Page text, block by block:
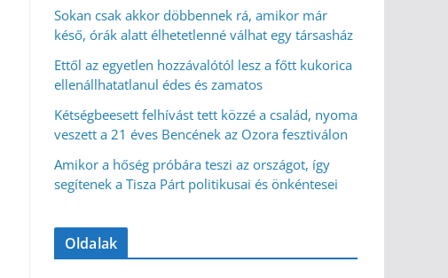
Sokan csak akkor döbbennek rá, amikor már
késő, órák alatt élhetetlenné válhat egy társasház
Ettől az egyetlen hozzávalótól lesz a főtt kukorica
ellenállhatatlanul édes és zamatos
Kétségbeesett felhívást tett közzé a család, nyoma
veszett a 21 éves Bencének az Ozora fesztiválon
Amikor a hőség próbára teszi az országot, így
segítenek a Tisza Párt politikusai és önkéntesei
Oldalak